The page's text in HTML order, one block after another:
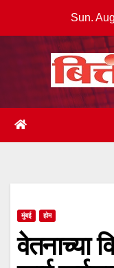
Sun.
मुंबई होम
वेतनाच्या